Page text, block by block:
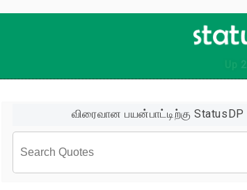
2
விரைவான பயன்பாட்டிற்கு StatusDP